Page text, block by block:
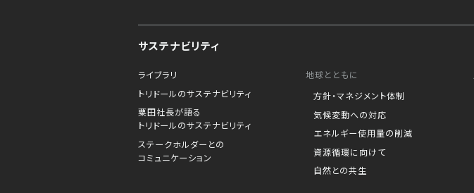
サステナビリティ
ライブラリ
トリドールのサステナビリティ
粟田社長が語る
トリドールのサステナビリティ
ステークホルダーとの
コミュニケーション
地球とともに
方針・マネジメント体制
気候変動への対応
エネルギー使用量の削減
資源循環に向けて
自然との共生